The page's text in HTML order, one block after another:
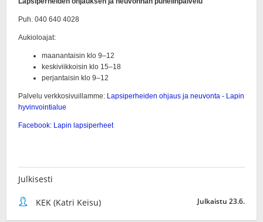
Julkisesti
KEK (Katri Keisu) Julkaistu 23.6.